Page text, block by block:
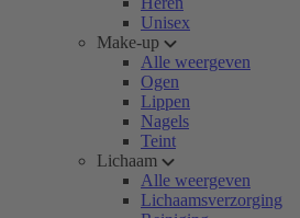
Unisex
Make-up
Alle weergeven
Ogen
Lippen
Nagels
Teint
Lichaam
Alle weergeven
Lichaamsverzorging